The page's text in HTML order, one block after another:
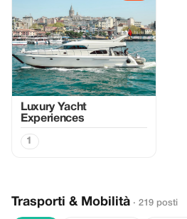
Luxury Yacht
Experiences
1
Trasporti & Mobilità · 219 posti